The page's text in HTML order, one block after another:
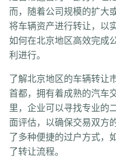
而，随着公司规模的扩大
将车辆资产进行转让，以
如何在北京地区高效完成
利进行。
了解北京地区的车辆转让
首都，拥有着成熟的汽车
里，企业可以寻找专业的
面评估，以确保交易双方
了多种便捷的过户方式，
了转让流程。